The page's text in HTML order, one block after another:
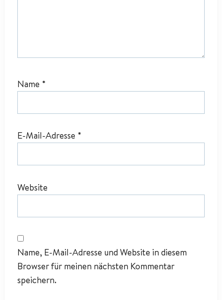
Name *
E-Mail-Adresse *
Website
Name, E-Mail-Adresse und Website in diesem
Browser für meinen nächsten Kommentar
speichern.